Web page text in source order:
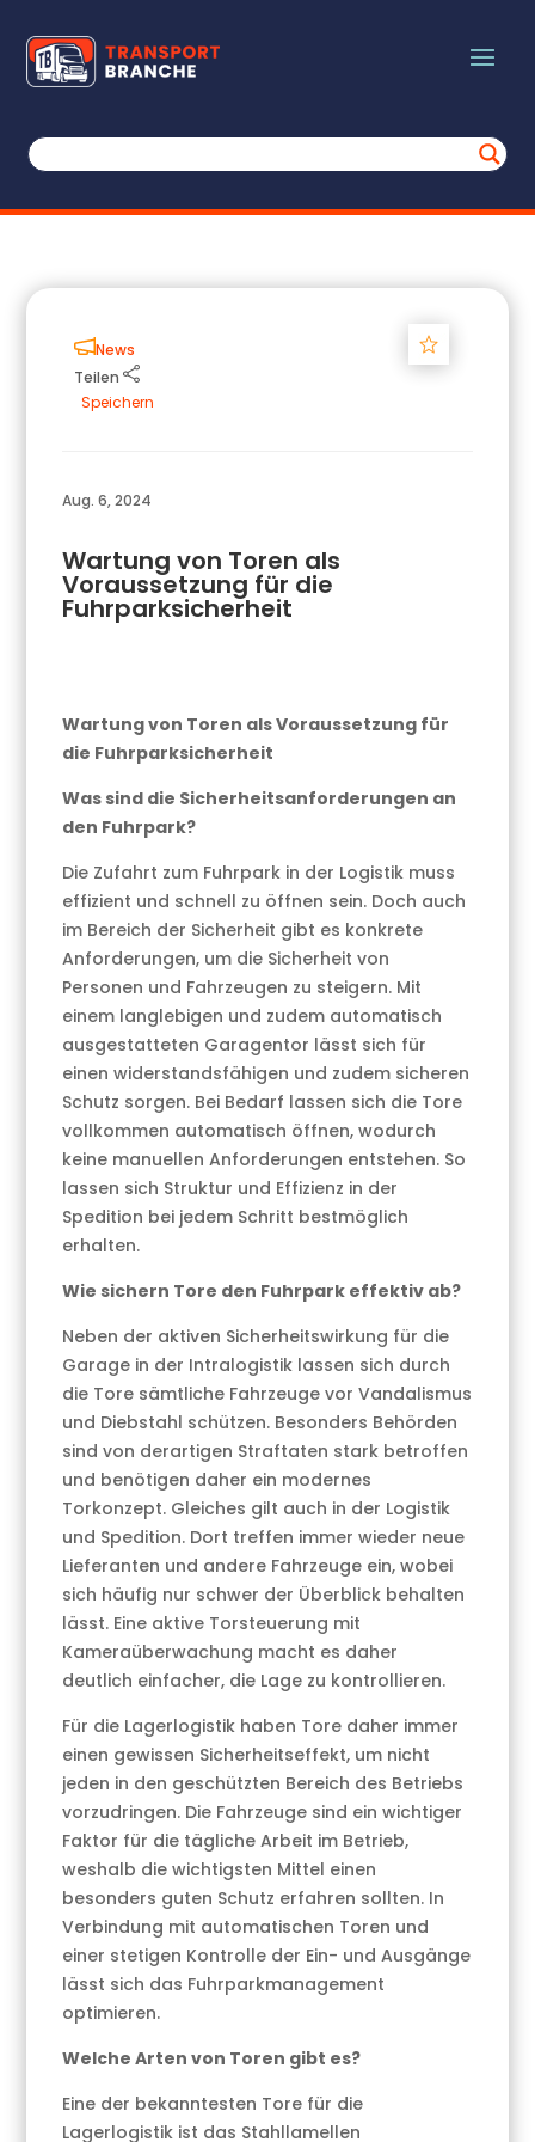
News
Teilen
Speichern
Track
Aug. 6, 2024
Wartung von Toren als
Voraussetzung für die
Fuhrparksicherheit
Wartung von Toren als Voraussetzung für
die Fuhrparksicherheit
Was sind die Sicherheitsanforderungen an
den Fuhrpark?
Die Zufahrt zum Fuhrpark in der Logistik muss
effizient und schnell zu öffnen sein. Doch auch
im Bereich der Sicherheit gibt es konkrete
Anforderungen, um die Sicherheit von
Personen und Fahrzeugen zu steigern. Mit
einem langlebigen und zudem automatisch
ausgestatteten Garagentor lässt sich für
einen widerstandsfähigen und zudem sicheren
Schutz sorgen. Bei Bedarf lassen sich die Tore
vollkommen automatisch öffnen, wodurch
keine manuellen Anforderungen entstehen. So
lassen sich Struktur und Effizienz in der
Spedition bei jedem Schritt bestmöglich
erhalten.
Wie sichern Tore den Fuhrpark effektiv ab?
Neben der aktiven Sicherheitswirkung für die
Garage in der Intralogistik lassen sich durch
die Tore sämtliche Fahrzeuge vor Vandalismus
und Diebstahl schützen. Besonders Behörden
sind von derartigen Straftaten stark betroffen
und benötigen daher ein modernes
Torkonzept. Gleiches gilt auch in der Logistik
und Spedition. Dort treffen immer wieder neue
Lieferanten und andere Fahrzeuge ein, wobei
sich häufig nur schwer der Überblick behalten
lässt. Eine aktive Torsteuerung mit
Kameraüberwachung macht es daher
deutlich einfacher, die Lage zu kontrollieren.
Für die Lagerlogistik haben Tore daher immer
einen gewissen Sicherheitseffekt, um nicht
jeden in den geschützten Bereich des Betriebs
vorzudringen. Die Fahrzeuge sind ein wichtiger
Faktor für die tägliche Arbeit im Betrieb,
weshalb die wichtigsten Mittel einen
besonders guten Schutz erfahren sollten. In
Verbindung mit automatischen Toren und
einer stetigen Kontrolle der Ein- und Ausgänge
lässt sich das Fuhrparkmanagement
optimieren.
Welche Arten von Toren gibt es?
Eine der bekanntesten Tore für die
Lagerlogistik ist das Stahllamellen